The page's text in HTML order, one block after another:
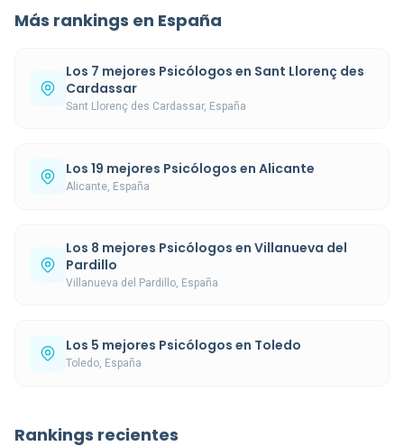
Más rankings en España
Los 7 mejores Psicólogos en Sant Llorenç des
Cardassar
Sant Llorenç des Cardassar, España
Los 19 mejores Psicólogos en Alicante
Alicante, España
Los 8 mejores Psicólogos en Villanueva del
Pardillo
Villanueva del Pardillo, España
Los 5 mejores Psicólogos en Toledo
Toledo, España
Rankings recientes